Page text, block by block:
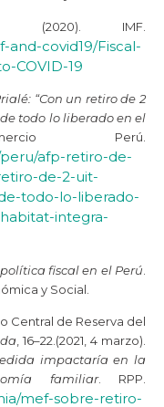
. (2020). IMF.
and-covid19/Fiscal-
COVID-19
“Con un retiro de 2
de todo lo liberado en el
Perú.
afp-retiro-de-
de-2-uit-
todo-lo-liberado-
integra-
fiscal en el Perú
y Social.
Central de Reserva del
, 16–22. (2021, 4 marzo).
impactaría en la
familiar. RPP.
mef-sobre-retiro-